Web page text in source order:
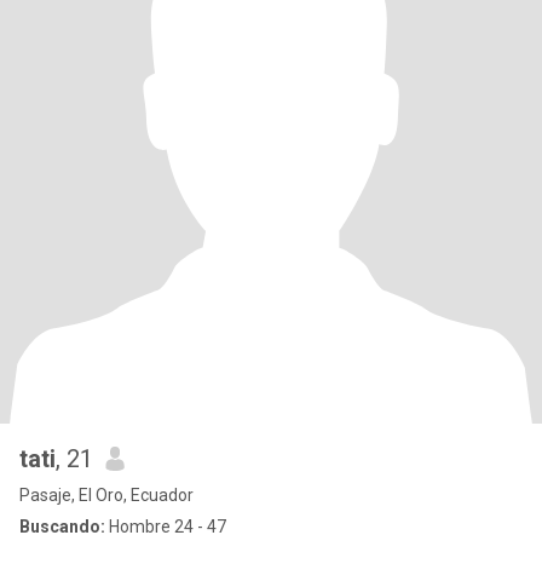
tati, 21
Pasaje, El Oro, Ecuador
Buscando: Hombre 24 - 47